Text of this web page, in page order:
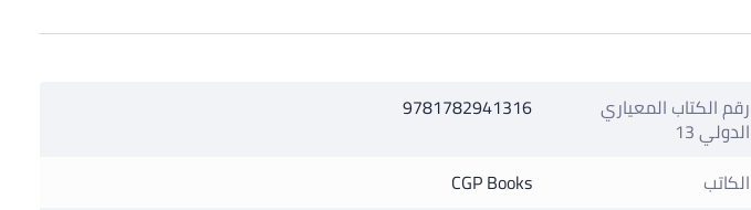
رقم الكتاب المعياري
الدولي 13
9781782941316
الكاتب
CGP Books